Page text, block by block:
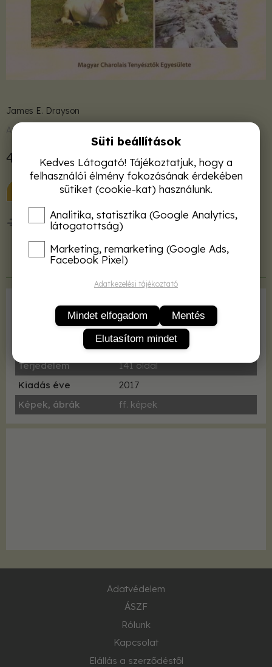
James E. Drayson
Azonnal raktárról
4 000 Ft
KOSÁRBA
50 000 Ft felett ingyenes kiszállítás!
Termékleírás
Szaktudás Kiadó Ház
9786155224744
fűzve
Terjedelem
141 oldal
Kiadás éve
2017
Képek, ábrák
ff. képek
Adatvédelem
ÁSZF
Rólunk
Kapcsolat
Elállás a szerződéstől
Süti beállítások
Kedves Látogató! Tájékoztatjuk, hogy a
felhasználói élmény fokozásának érdekében
sütiket (cookie-kat) használunk.
Analitika, statisztika (Google Analytics,
látogatottság)
Marketing, remarketing (Google Ads,
Facebook Pixel)
Adatkezelési tájékoztató
Mindet elfogadom
Mentés
Elutasítom mindet